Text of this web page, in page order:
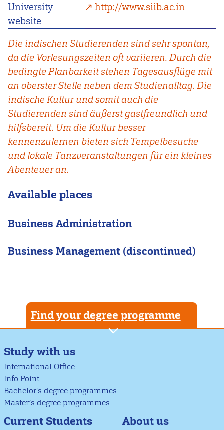
University
website
http://www.siib.ac.in
Die indischen Studierenden sind sehr spontan,
da die Vorlesungszeiten oft variieren. Durch die
bedingte Planbarkeit stehen Tagesausflüge mit
an oberster Stelle neben dem Studienalltag. Die
indische Kultur und somit auch die
Studierenden sind äußerst gastfreundlich und
hilfsbereit. Um die Kultur besser
kennenzulernen bieten sich Tempelbesuche
und lokale Tanzveranstaltungen für ein kleines
Abenteuer an.
Available places
Business Administration
Business Management (discontinued)
Find your degree programme
Study with us
International Office
Info Point
Bachelor's degree programmes
Master’s degree programmes
Current Students About us